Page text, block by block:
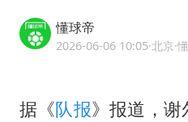
《
懂球帝
2026-06-06 10:05·北京·
据《队报》报道， 谢